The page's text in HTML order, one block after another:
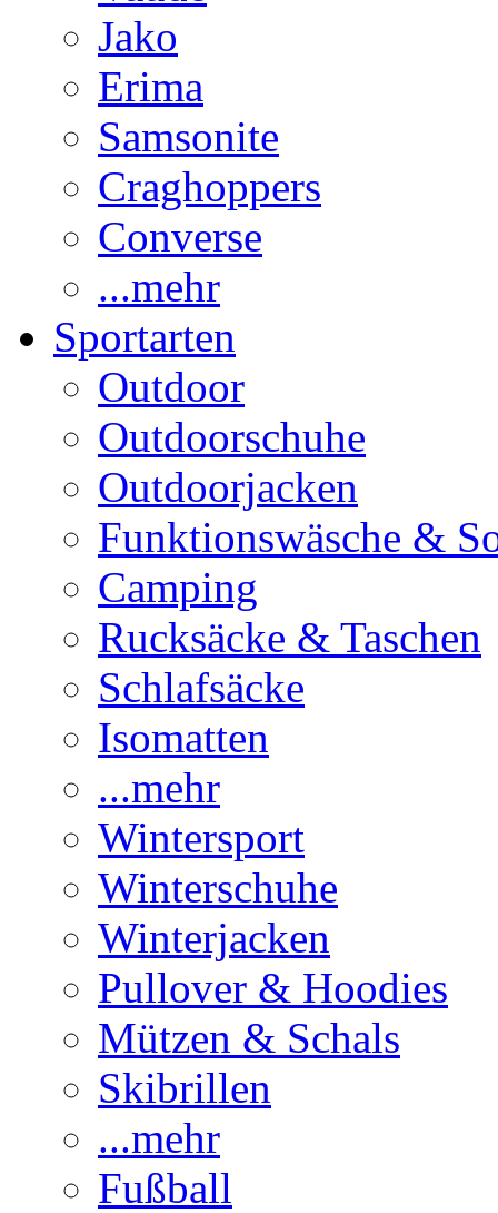
Jako
Erima
Samsonite
Craghoppers
Converse
...mehr
Sportarten
Outdoor
Outdoorschuhe
Outdoorjacken
Funktionswäsche &
Camping
Rucksäcke & Taschen
Schlafsäcke
Isomatten
...mehr
Wintersport
Winterschuhe
Winterjacken
Pullover & Hoodies
Mützen & Schals
Skibrillen
...mehr
Fußball